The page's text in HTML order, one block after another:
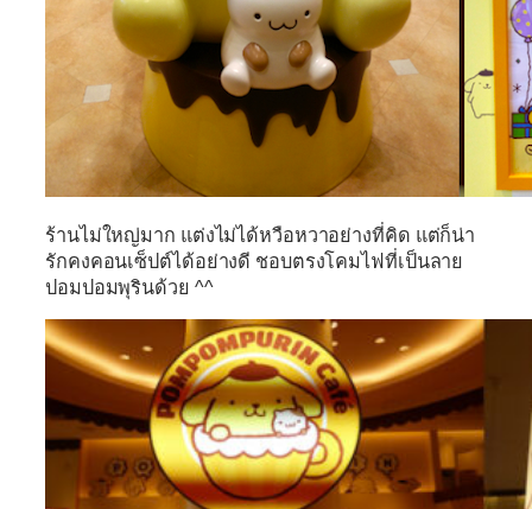
ร้านไม่ใหญ่มาก แต่งไม่ได้หวือหวาอย่างที่คิด แต่ก็น่า
รักคงคอนเซ็ปต์ได้อย่างดี ชอบตรงโคมไฟที่เป็นลาย
ปอมปอมพุรินด้วย ^^